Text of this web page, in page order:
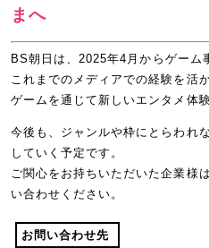
まへ
BS朝日は、2025年4月からゲーム
これまでのメディアでの経験を活
ゲームを通じて新しいエンタメ体
今後も、ジャンルや枠にとらわれ
していく予定です。
ご関心をお持ちいただいた企業様
い合わせください。
お問い合わせ先